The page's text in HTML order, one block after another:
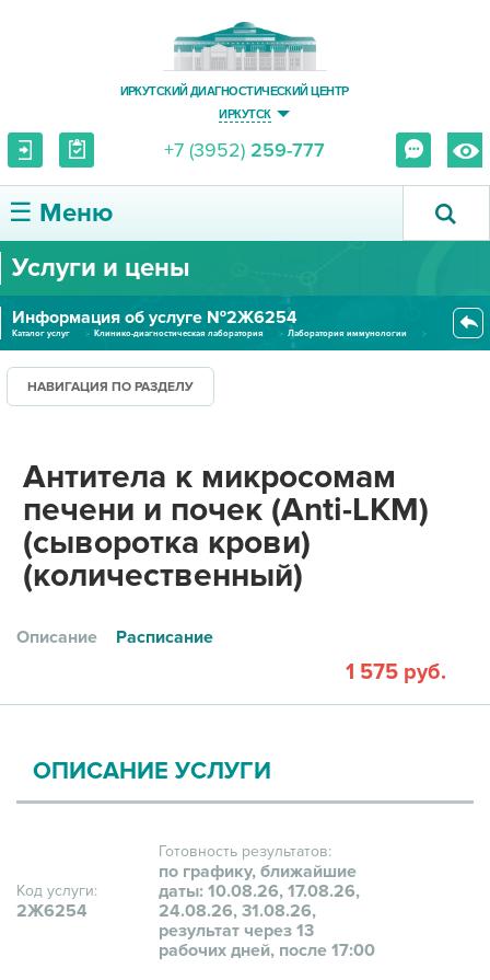
ИРКУТСКИЙ ДИАГНОСТИЧЕСКИЙ ЦЕНТР
ИРКУТСК
+7 (3952) 259-777
☰ Меню
О ЦЕНТРЕ
УСЛУГИ И ЦЕНЫ
ПАЦИЕНТУ
ПРАВОВАЯ ИНФОРМАЦИЯ
Услуги и цены
Информация об услуге №2Ж6254
Каталог услуг Клинико-диагностическая лаборатория
Лаборатория иммунологии
НАВИГАЦИЯ ПО РАЗДЕЛУ
Антитела к микросомам
печени и почек (Anti-LKM)
(сыворотка крови)
(количественный)
Описание Расписание
1 575 руб.
ОПИСАНИЕ УСЛУГИ
Код услуги:
2Ж6254
Готовность результатов:
по графику, ближайшие
даты: 10.08.26, 17.08.26,
24.08.26, 31.08.26,
результат через 13
рабочих дней, после 17:00